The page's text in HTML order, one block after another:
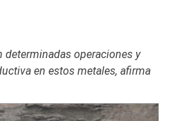
determinadas operaciones y
en estos metales, afirma